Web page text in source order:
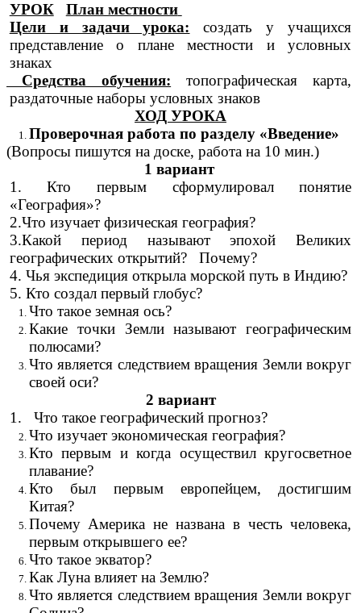
УРОК
План местности
Цели и задачи урока: создать у учащихся
представление о плане местности и условных
знаках
Средства обучения:
топографическая карта,
раздаточные наборы условных знаков
ХОД УРОКА
Проверочная работа по разделу «Введение»
(Вопросы пишутся на доске, работа на 10 мин.)
1 вариант
1. Кто первым сформулировал понятие
«География»?
2.Что изучает физическая география?
3.Какой период называют эпохой Великих
географических открытий? Почему?
4. Чья экспедиция открыла морской путь в Индию?
5. Кто создал первый глобус?
Что такое земная ось?
Какие точки Земли называют географическим
полюсами?
Что является следствием вращения Земли вокруг
своей оси?
2 вариант
1. Что такое географический прогноз?
Что изучает экономическая география?
Кто первым и когда осуществил кругосветное
плавание?
Кто был первым европейцем, достигшим
Китая?
Почему Америка не названа в честь человека,
первым открывшего ее?
Что такое экватор?
Как Луна влияет на Землю?
Что является следствием вращения Земли вокруг